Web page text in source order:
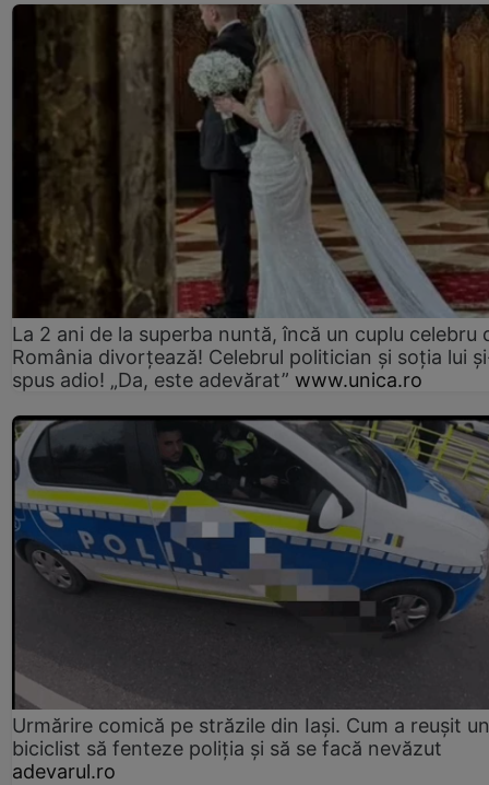
La 2 ani de la superba nuntă, încă un cuplu celebru
România divorțează! Celebrul politician și soția lui
spus adio! „Da, este adevărat” www.unica.ro
Urmărire comică pe străzile din Iași. Cum a reușit un
biciclist să fenteze poliția și să se facă nevăzut
adevarul.ro